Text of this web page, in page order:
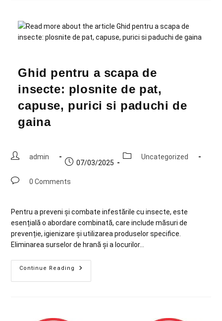
Ghid pentru a scapa de
insecte: plosnite de pat,
capuse, purici si paduchi de
gaina
admin
07/03/2025
Uncategorized
0 Comments
Pentru a preveni și combate infestările cu insecte, este
esențială o abordare combinată, care include măsuri de
prevenție, igienizare și utilizarea produselor specifice.
Eliminarea surselor de hrană și a locurilor…
Continue Reading